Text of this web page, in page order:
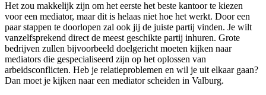
Het zou makkelijk zijn om het eerste het beste kantoor te kiezen
voor een mediator, maar dit is helaas niet hoe het werkt. Door een
paar stappen te doorlopen zal ook jij de juiste partij vinden. Je wilt
vanzelfsprekend direct de meest geschikte partij inhuren. Grote
bedrijven zullen bijvoorbeeld doelgericht moeten kijken naar
mediators die gespecialiseerd zijn op het oplossen van
arbeidsconflicten. Heb je relatieproblemen en wil je uit elkaar gaan?
Dan moet je kijken naar een mediator scheiden in Valburg.